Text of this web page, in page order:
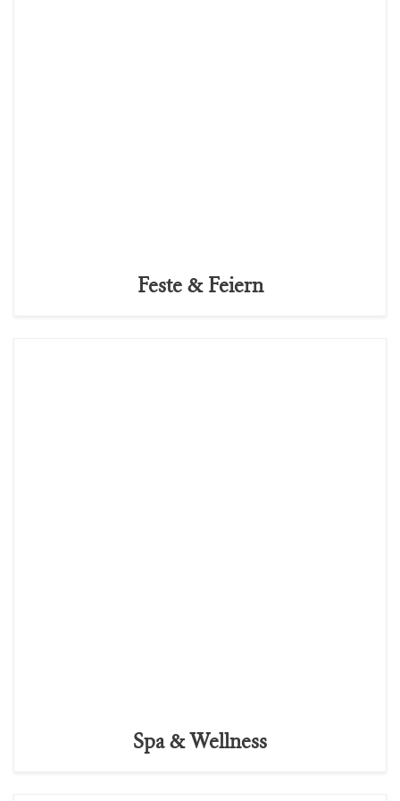
Feste & Feiern
Spa & Wellness